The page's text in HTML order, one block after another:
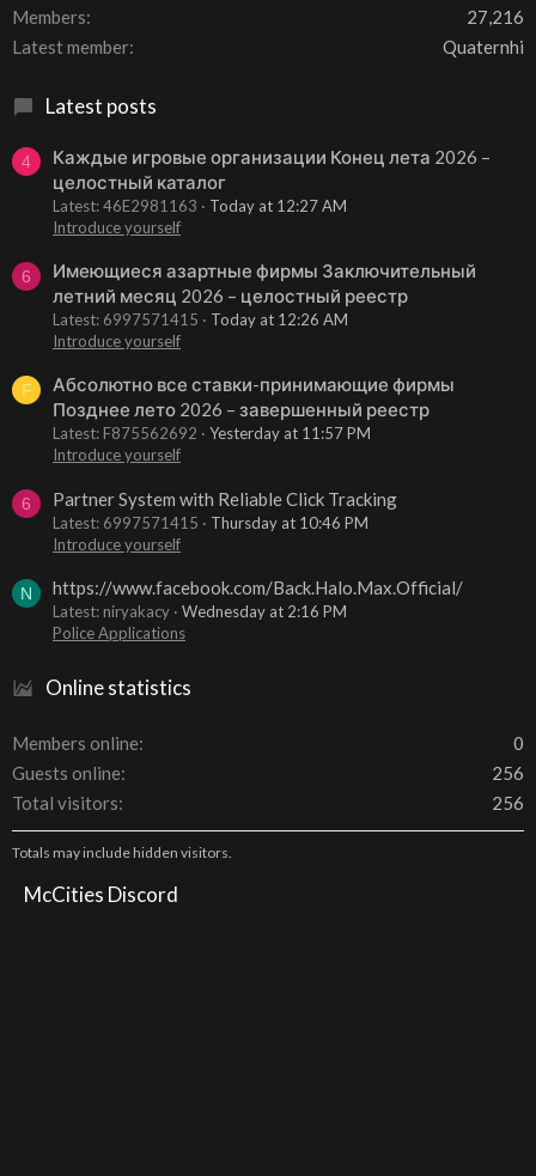
Members
27,216
Latest member
Quaternhi
Latest posts
4
Каждые игровые организации Конец лета 2026 –
целостный каталог
Latest: 46E2981163
Today at 12:27 AM
Introduce yourself
6
Имеющиеся азартные фирмы Заключительный
летний месяц 2026 – целостный реестр
Latest: 6997571415
Today at 12:26 AM
Introduce yourself
F
Абсолютно все ставки-принимающие фирмы
Позднее лето 2026 – завершенный реестр
Latest: F875562692
Yesterday at 11:57 PM
Introduce yourself
6 Partner System with Reliable Click Tracking
Latest: 6997571415
Thursday at 10:46 PM
Introduce yourself
N https://www.facebook.com/Back.Halo.Max.Official/
Latest: niryakacy
Wednesday at 2:16 PM
Police Applications
Online statistics
Members online
0
Guests online
256
Total visitors
256
Totals may include hidden visitors.
McCities Discord